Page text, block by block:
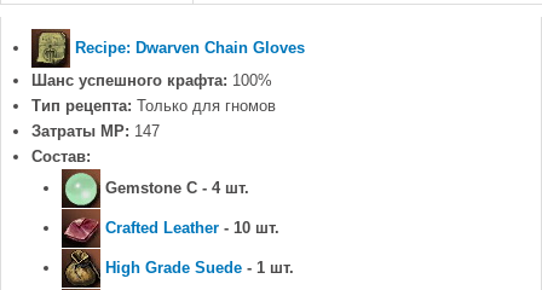
Recipe: Dwarven Chain Gloves
Шанс успешного крафта: 100%
Тип рецепта: Только для гномов
Затраты MP: 147
Состав:
Gemstone C - 4 шт.
Crafted Leather - 10 шт.
High Grade Suede - 1 шт.